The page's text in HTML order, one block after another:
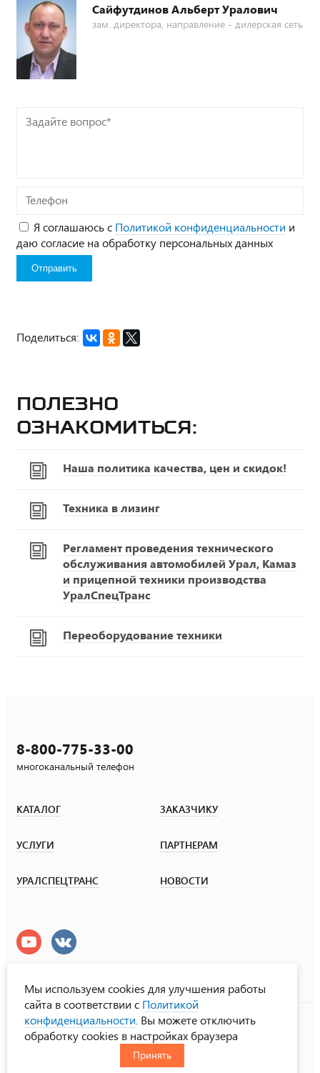
Сайфутдинов Альберт Уралович
зам. директора, направление - дилерская сеть
Задайте
вопрос*
Телефон
Я соглашаюсь с Политикой конфиденциальности и
даю согласие на обработку персональных данных
Поделиться:
Полезно
ознакомиться:
Наша политика качества, цен и скидок!
Техника в лизинг
Регламент проведения технического
обслуживания автомобилей Урал, Камаз
и прицепной техники производства
УралСпецТранс
Переоборудование техники
8-800-775-33-00
многоканальный телефон
КАТАЛОГ ЗАКАЗЧИКУ
УСЛУГИ ПАРТНЕРАМ
УРАЛСПЕЦТРАНС НОВОСТИ
УралСпецТранс
© ООО «Урал СТ», 2000-2026
Политика конфиденциальности
Мы используем cookies для улучшения работы
сайта в соответствии с Политикой
конфиденциальности . Вы можете отключить
обработку cookies в настройках браузера
Принять